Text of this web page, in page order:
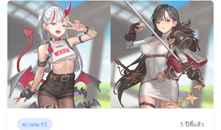
ข่าวเกม PC 5 ปีที่แล้ว